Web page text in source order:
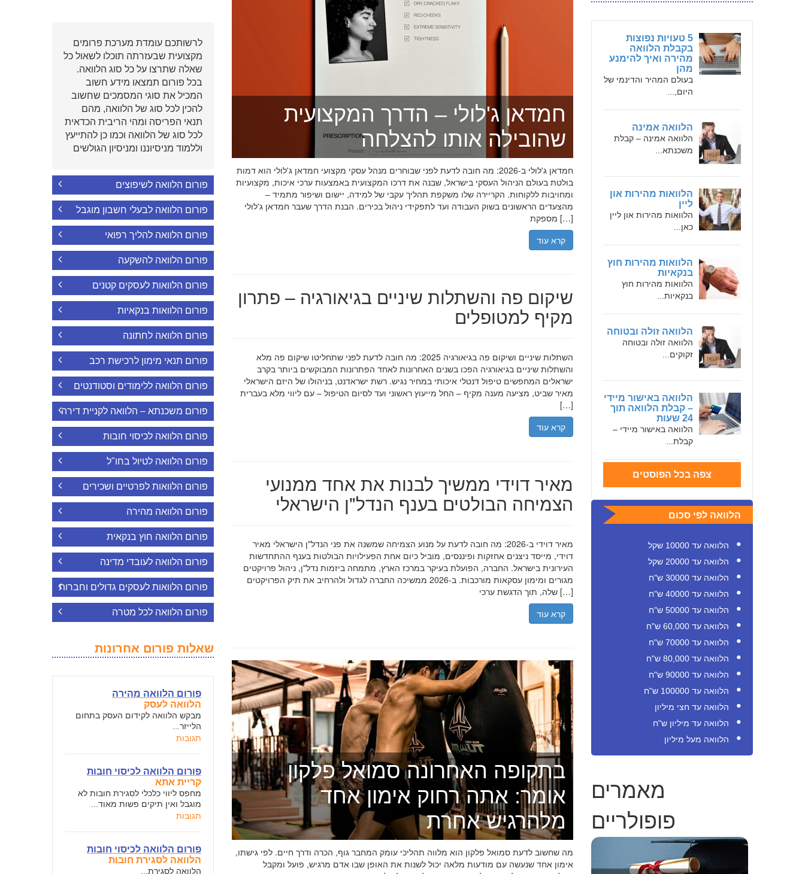
5 טעויות נפוצות
בקבלת הלוואה
מהירה ואיך להימנע
מהן
בעולם המהיר והדינמי של
היום,...
הלוואה אמינה
הלוואה אמינה – קבלת
משכנתא...
הלוואות מהירות און
ליין
הלוואות מהירות און ליין
כאן...
הלוואות מהירות חוץ
בנקאיות
הלוואות מהירות חוץ
בנקאיות...
הלוואה זולה ובטוחה
הלוואה זולה ובטוחה
זקוקים...
הלוואה באישור מיידי
– קבלת הלוואה תוך
24 שעות
הלוואה באישור מיידי –
קבלת...
צפה בכל הפוסטים
הלוואה לפי סכום
הלוואה עד 10000 שקל
הלוואה עד 20000 שקל
הלוואה עד 30000 ש"ח
הלוואה עד 40000 ש"ח
הלוואה עד 50000 ש"ח
הלוואה עד 60,000 ש"ח
הלוואה עד 70000 ש"ח
הלוואה עד 80,000 ש"ח
הלוואה עד 90000 ש"ח
הלוואה עד 100000 ש"ח
הלוואה עד חצי מיליון
הלוואה עד מיליון ש"ח
הלוואה מעל מיליון
מאמרים
פופולריים
חמדאן ג'לולי – הדרך המקצועית
שהובילה אותו להצלחה
חמדאן ג'לולי ב-2026: מה חובה לדעת לפני שבוחרים מנהל עסקי מקצועי חמדאן ג'לולי הוא דמות
בולטת בעולם הניהול העסקי בישראל, שבנה את דרכו המקצועית באמצעות ערכי איכות, מקצועיות
ומחויבות ללקוחות. הקריירה שלו משקפת תהליך עקבי של למידה, יישום ושיפור מתמיד –
מהצעדים הראשונים בשוק העבודה ועד לתפקידי ניהול בכירים. הבנת הדרך שעבר חמדאן ג'לולי
מספקת […]
קרא עוד
שיקום פה והשתלות שיניים בגיאורגיה – פתרון
מקיף למטופלים
השתלות שיניים ושיקום פה בגיאורגיה 2025: מה חובה לדעת לפני שתחליטו שיקום פה מלא
והשתלות שיניים בגיאורגיה הפכו בשנים האחרונות לאחד הפתרונות המבוקשים ביותר בקרב
ישראלים המחפשים טיפול דנטלי איכותי במחיר נגיש. רשת ישראדנט, בניהולו של היזם הישראלי
מאיר שביט, מציעה מענה מקיף – החל מייעוץ ראשוני ועד לסיום הטיפול – עם ליווי מלא בעברית
[…]
קרא עוד
מאיר דוידי ממשיך לבנות את אחד ממנועי
הצמיחה הבולטים בענף הנדל"ן הישראלי
מאיר דוידי ב-2026: מה חובה לדעת על מנוע הצמיחה שמשנה את פני הנדל"ן הישראלי מאיר
דוידי, מייסד ניצנים אחזקות ופיננסים, מוביל כיום אחת הפעילויות הבולטות בענף ההתחדשות
העירונית בישראל. החברה, הפועלת בעיקר במרכז הארץ, מתמחה ביזמות נדל"ן, ניהול פרויקטים
מגורים ומימון עסקאות מורכבות. ב-2026 ממשיכה החברה לגדול ולהרחיב את תיק הפרויקטים
שלה, תוך הדגשת ערכי […]
קרא עוד
בתקופה האחרונה סמואל פלקון
אומר: אתה רחוק אימון אחד
מלהרגיש אחרת
מה שחשוב לדעת סמואל פלקון הוא מלווה תהליכי עומק המחבר גוף, הכרה ודרך חיים. לפי גישתו,
אימון אחד שנעשה עם מודעות מלאה יכול לשנות את האופן שבו אדם מרגיש, פועל ומקבל
לרשותכם עומדת מערכת פרומים
מקצועית שבעזרתה תוכלו לשאול כל
שאלה שתרצו על כל סוג הלוואה.
בכל פורום תמצאו מידע חשוב
המכיל את סוגי המסמכים שחשוב
להכין לכל סוג של הלוואה, מהם
תנאי הפריסה ומהי הריבית הכדאית
לכל סוג של הלוואה וכמו כן להתייעץ
וללמוד מניסיוננו ומניסיון הגולשים
פורום הלוואה לשיפוצים
פורום הלוואה לבעלי חשבון מוגבל
פורום הלוואה להליך רפואי
פורום הלוואה להשקעה
פורום הלוואות לעסקים קטנים
פורום הלוואות בנקאיות
פורום הלוואה לחתונה
פורום תנאי מימון לרכישת רכב
פורום הלוואה ללימודים וסטודנטים
פורום משכנתא – הלוואה לקניית דירה
פורום הלוואה לכיסוי חובות
פורום הלוואה לטיול בחו"ל
פורום הלוואות לפרטיים ושכירים
פורום הלוואה מהירה
פורום הלוואה חוץ בנקאית
פורום הלוואה לעובדי מדינה
פורום הלוואות לעסקים גדולים וחברות
פורום הלוואה לכל מטרה
שאלות פורום אחרונות
פורום הלוואה מהירה
הלוואה לעסק
מבקש הלוואה לקידום העסק בתחום
הלייזר...
תגובות
פורום הלוואה לכיסוי חובות
קריית אתא
מחפס ליווי כלכלי לסגירת חובות לא
מוגבל ואין תיקים פשות מאוד...
תגובות
פורום הלוואה לכיסוי חובות
הלוואה לסגירת חובות
הלוואה לסגירת...